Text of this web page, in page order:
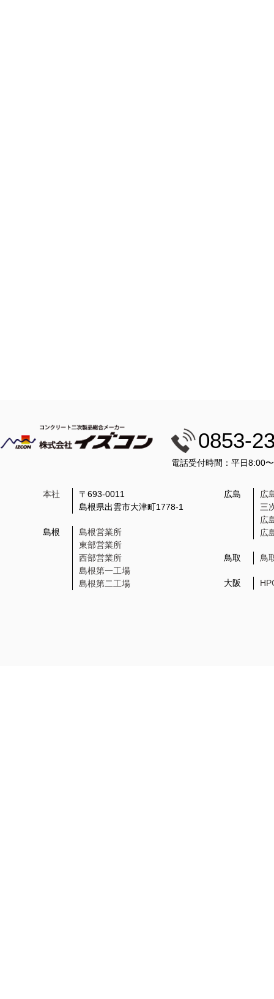
0853-
電話受付時間：平日8:00
本社
〒693-0011
島根県出雲市大津町1778-1
島根
島根営業所
東部営業所
西部営業所
島根第一工場
島根第二工場
広島
広
三
広
広
鳥取 鳥
大阪